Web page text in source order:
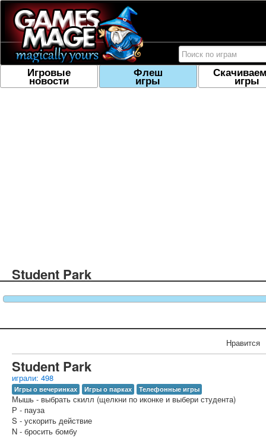
Игровые
новости
Флеш
игры игры
Student Park
Нравится
Student Park
играли: 498
Игры о вечеринках Игры о парках Телефонные игры
Мышь - выбрать скилл (щелкни по иконке и выбери студента)
Р - пауза
S - ускорить действие
N - бросить бомбу